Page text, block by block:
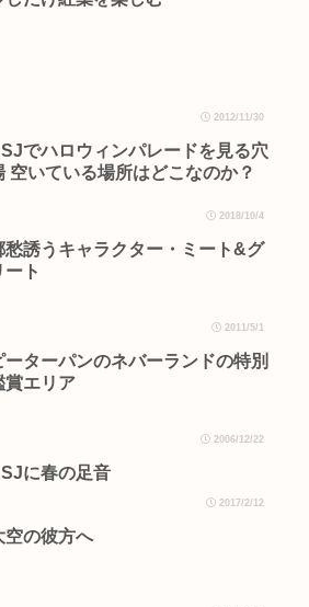
2012/11/30
でハロウィンパレードを見る穴
空いている場所はどこなのか？
2018/10/4
愁誘うキャラクター・ミート&グ
ート
2011/5/1
ーターパンのネバーランドの特別
賞エリア
2006/12/22
に春の足音
2017/2/12
空の彼方へ